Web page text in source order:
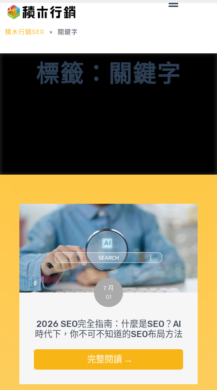
至
主
內
Menu
積木行銷SEO » 關鍵字
標籤：關鍵字
7 月
01
2026 SEO完全指南：什麼是SEO？AI
時代下，你不可不知道的SEO布局方法
完整閱讀 →